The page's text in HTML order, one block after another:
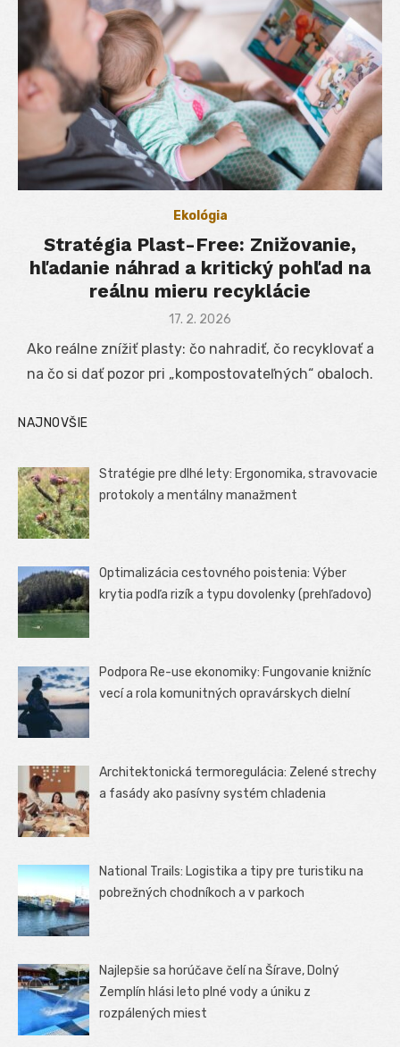
Ekológia
Stratégia Plast-Free: Znižovanie,
hľadanie náhrad a kritický pohľad na
reálnu mieru recyklácie
Posted
17. 2. 2026
Ako reálne znížiť plasty: čo nahradiť, čo recyklovať a
na čo si dať pozor pri „kompostovateľných“ obaloch.
NAJNOVŠIE
Stratégie pre dlhé lety: Ergonomika, stravovacie
protokoly a mentálny manažment
Optimalizácia cestovného poistenia: Výber
krytia podľa rizík a typu dovolenky (prehľadovo)
Podpora Re-use ekonomiky: Fungovanie knižníc
vecí a rola komunitných opravárskych dielní
Architektonická termoregulácia: Zelené strechy
a fasády ako pasívny systém chladenia
National Trails: Logistika a tipy pre turistiku na
pobrežných chodníkoch a v parkoch
Najlepšie sa horúčave čelí na Šírave, Dolný
Zemplín hlási leto plné vody a úniku z
rozpálených miest